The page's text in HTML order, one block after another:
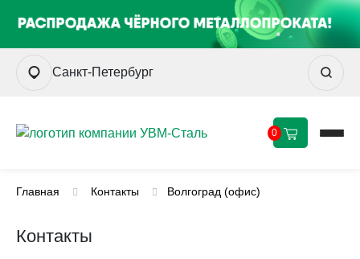
Санкт-Петербург
0
Главная Контакты Волгоград (офис)
Контакты